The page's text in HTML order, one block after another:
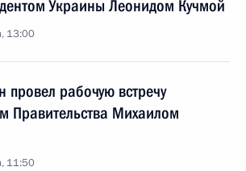
Украины Леонидом Кучмой
13:00
провел рабочую встречу
Правительства Михаилом
11:50